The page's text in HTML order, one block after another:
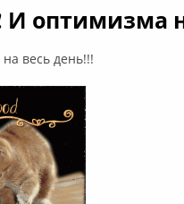
И оптимизма
весь день!!!